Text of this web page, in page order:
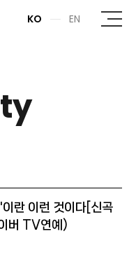
KO EN
란 이런 것이다[신곡
버 TV연예)